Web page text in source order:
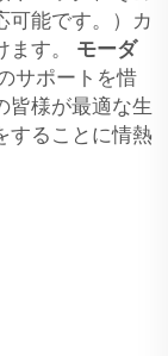
可能です。）カ
す。 モーダ
サポートを惜
皆様が最適な生
することに情熱